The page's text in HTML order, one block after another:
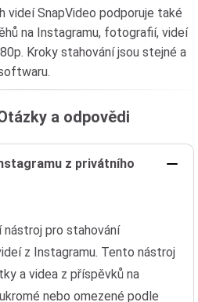
videí SnapVideo podporuje také
na Instagramu, fotografií, videí
Kroky stahování jsou stejné a
a odpovědi
z privátního
nástroj pro stahování
z Instagramu. Tento nástroj
a videa z příspěvků na
nebo omezené podle